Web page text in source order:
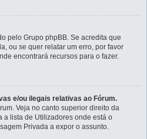
pelo Grupo phpBB. Se acredita que
ou se quer relatar um erro, por favor
encontrará recursos para o fazer.
e/ou ilegais relativas ao Fórum.
Veja no canto superior direito da
a lista de Utilizadores onde está o
Privada a expor o assunto.